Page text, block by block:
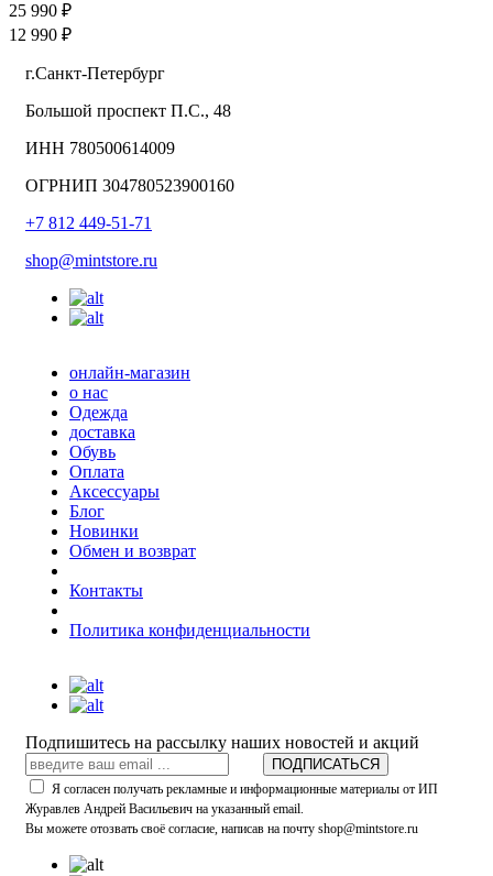
25 990 ₽
12 990 ₽
г.Санкт-Петербург
Большой проспект П.С., 48
ИНН 780500614009
ОГРНИП 304780523900160
+7 812 449-51-71
shop@mintstore.ru
онлайн-магазин
о нас
Одежда
доставка
Обувь
Оплата
Аксессуары
Блог
Новинки
Обмен и возврат
Контакты
Политика конфиденциальности
Подпишитесь на рассылку наших новостей и акций
ПОДПИСАТЬСЯ
Я согласен получать рекламные и информационные материалы от ИП
Журавлев Андрей Васильевич на указанный email.
Вы можете отозвать своё согласие, написав на почту shop@mintstore.ru